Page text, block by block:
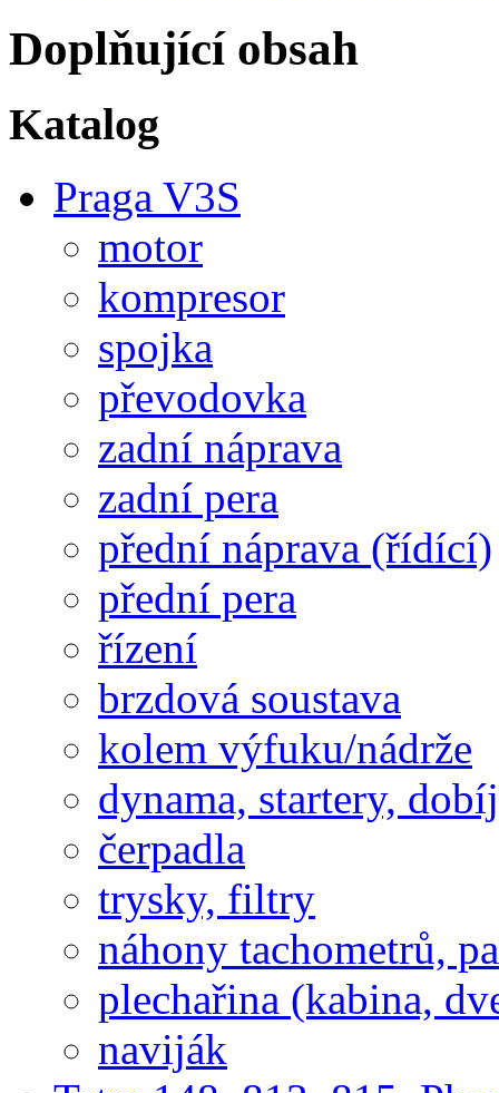
Doplňující obsah
Katalog
Praga V3S
motor
kompresor
spojka
převodovka
zadní náprava
zadní pera
přední náprava (řídící)
přední pera
řízení
brzdová soustava
kolem výfuku/nádrže
dynama, startery,
čerpadla
trysky, filtry
náhony tachometrů,
plechařina (kabina,
naviják